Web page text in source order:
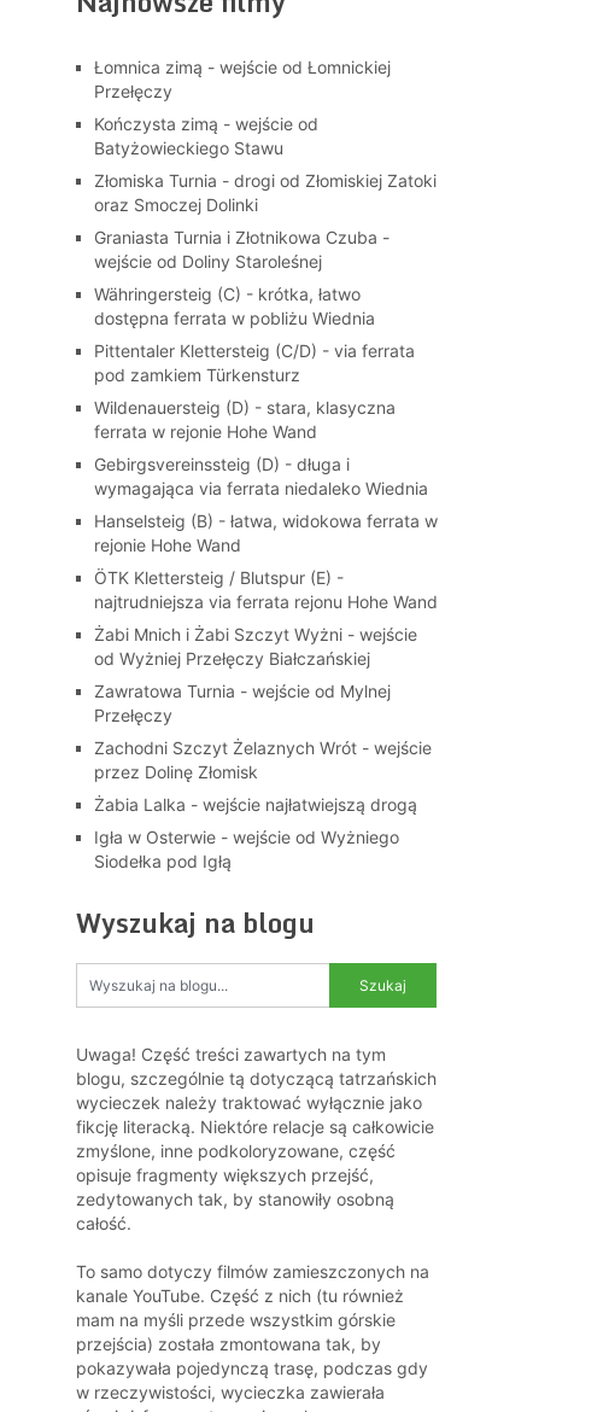
Łomnica zimą - wejście od Łomnickiej
Przełęczy
Kończysta zimą - wejście od
Batyżowieckiego Stawu
Złomiska Turnia - drogi od Złomiskiej Zatoki
oraz Smoczej Dolinki
Graniasta Turnia i Złotnikowa Czuba -
wejście od Doliny Staroleśnej
Währingersteig (C) - krótka, łatwo
dostępna ferrata w pobliżu Wiednia
Pittentaler Klettersteig (C/D) - via ferrata
pod zamkiem Türkensturz
Wildenauersteig (D) - stara, klasyczna
ferrata w rejonie Hohe Wand
Gebirgsvereinssteig (D) - długa i
wymagająca via ferrata niedaleko Wiednia
Hanselsteig (B) - łatwa, widokowa ferrata w
rejonie Hohe Wand
ÖTK Klettersteig / Blutspur (E) -
najtrudniejsza via ferrata rejonu Hohe Wand
Żabi Mnich i Żabi Szczyt Wyżni - wejście
od Wyżniej Przełęczy Białczańskiej
Zawratowa Turnia - wejście od Mylnej
Przełęczy
Zachodni Szczyt Żelaznych Wrót - wejście
przez Dolinę Złomisk
Żabia Lalka - wejście najłatwiejszą drogą
Igła w Osterwie - wejście od Wyżniego
Siodełka pod Igłą
Wyszukaj na blogu
Uwaga! Część treści zawartych na tym
blogu, szczególnie tą dotyczącą tatrzańskich
wycieczek należy traktować wyłącznie jako
fikcję literacką. Niektóre relacje są całkowicie
zmyślone, inne podkoloryzowane, część
opisuje fragmenty większych przejść,
zedytowanych tak, by stanowiły osobną
całość.
To samo dotyczy filmów zamieszczonych na
kanale YouTube. Część z nich (tu również
mam na myśli przede wszystkim górskie
przejścia) została zmontowana tak, by
pokazywała pojedynczą trasę, podczas gdy
w rzeczywistości, wycieczka zawierała